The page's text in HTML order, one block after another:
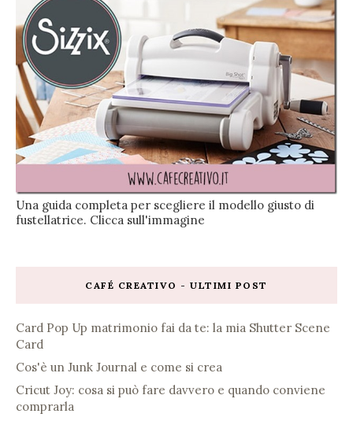
Una guida completa per scegliere il modello giusto di
fustellatrice. Clicca sull'immagine
CAFÉ CREATIVO - ULTIMI POST
Card Pop Up matrimonio fai da te: la mia Shutter Scene
Card
Cos'è un Junk Journal e come si crea
Cricut Joy: cosa si può fare davvero e quando conviene
comprarla